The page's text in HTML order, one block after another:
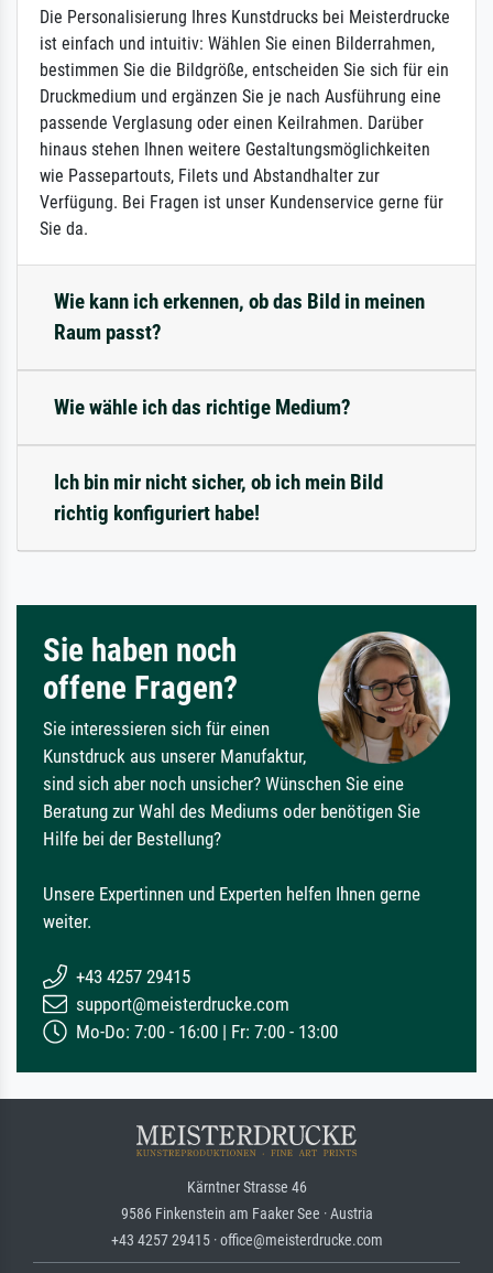
Die Personalisierung Ihres Kunstdrucks bei Meisterdrucke
ist einfach und intuitiv: Wählen Sie einen Bilderrahmen,
bestimmen Sie die Bildgröße, entscheiden Sie sich für ein
Druckmedium und ergänzen Sie je nach Ausführung eine
passende Verglasung oder einen Keilrahmen. Darüber
hinaus stehen Ihnen weitere Gestaltungsmöglichkeiten
wie Passepartouts, Filets und Abstandhalter zur
Verfügung. Bei Fragen ist unser Kundenservice gerne für
Sie da.
Wie kann ich erkennen, ob das Bild in meinen
Raum passt?
Wie wähle ich das richtige Medium?
Ich bin mir nicht sicher, ob ich mein Bild
richtig konfiguriert habe!
Sie haben noch
offene Fragen?
Sie interessieren sich für einen
Kunstdruck aus unserer Manufaktur,
sind sich aber noch unsicher? Wünschen Sie eine
Beratung zur Wahl des Mediums oder benötigen Sie
Hilfe bei der Bestellung?
Unsere Expertinnen und Experten helfen Ihnen gerne
weiter.
+43 4257 29415
support@meisterdrucke.com
Mo-Do: 7:00 - 16:00 | Fr: 7:00 - 13:00
Kärntner Strasse 46
9586 Finkenstein am Faaker See · Austria
+43 4257 29415 · office@meisterdrucke.com